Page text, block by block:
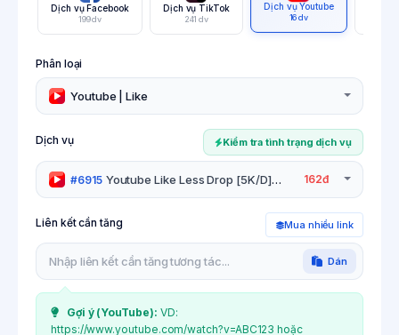
Dịch vụ Facebook
199 dv
Dịch vụ TikTok
241 dv
Dịch vụ Youtube
16 dv
Phân loại
Youtube | Like
Dịch vụ Kiểm tra tình trạng dịch vụ
#6915 Youtube Like Less Drop [5K/D] Hỗ trợ hủy
162đ
Liên kết cần tăng Mua nhiều link
Dán
Gợi ý (YouTube): VD:
https://www.youtube.com/watch?v=ABC123 hoặc